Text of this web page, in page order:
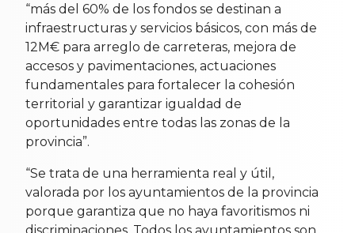
“más del 60% de los fondos se destinan a
infraestructuras y servicios básicos, con más de
12M€ para arreglo de carreteras, mejora de
accesos y pavimentaciones, actuaciones
fundamentales para fortalecer la cohesión
territorial y garantizar igualdad de
oportunidades entre todas las zonas de la
provincia”.
“Se trata de una herramienta real y útil,
valorada por los ayuntamientos de la provincia
porque garantiza que no haya favoritismos ni